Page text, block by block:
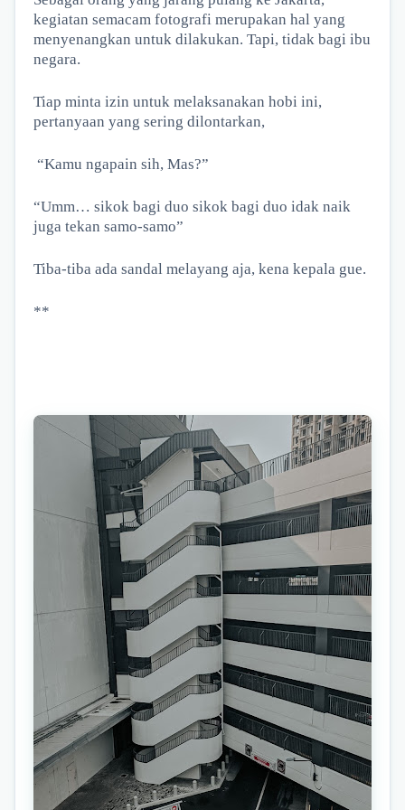
kegiatan semacam fotografi merupakan hal yang
menyenangkan untuk dilakukan. Tapi, tidak bagi ibu
negara.
Tiap minta izin untuk melaksanakan hobi ini,
pertanyaan yang sering dilontarkan,
“Kamu ngapain sih, Mas?”
“Umm… sikok bagi duo sikok bagi duo idak naik
juga tekan samo-samo”
Tiba-tiba ada sandal melayang aja, kena kepala gue.
**